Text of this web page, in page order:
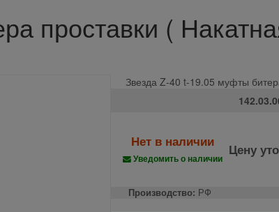
проставки (
Звезда Z-40 t-19.05 муфты
Нет в наличии
Уведомить о наличии
Цену
Производство: РФ